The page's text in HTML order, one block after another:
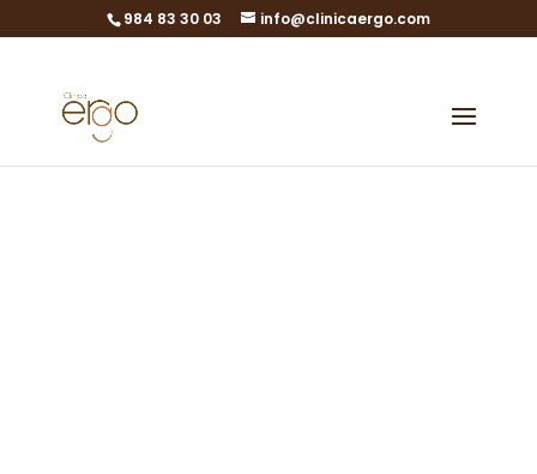
984 83 30 03 info@clinicaergo.com